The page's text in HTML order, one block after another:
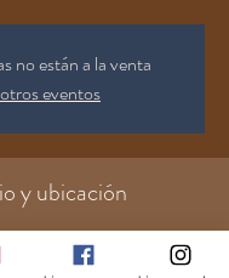
no están a la venta
eventos
y ubicación
19:15 – 20:30 GMT-5
##13-58, Armenia,